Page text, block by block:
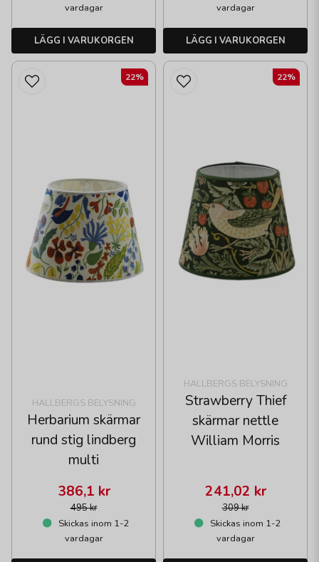
vardagar
LÄGG I VARUKORGEN
vardagar
LÄGG I VARUKORGEN
HALLBERGS BELYSNING
Herbarium skärmar
rund stig lindberg
multi
495 kr
386,1 kr
Skickas inom 1-2
vardagar
22%
HALLBERGS BELYSNING
Strawberry Thief
skärmar nettle
William Morris
309 kr
241,02 kr
Skickas inom 1-2
vardagar
22%